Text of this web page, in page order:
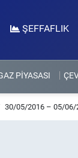
ŞEFFAFLIK
PİYASASI
30/05/2016 – 05/06/